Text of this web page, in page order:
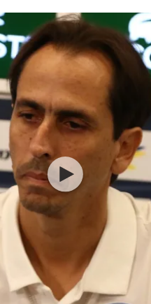
הפועל תל אביב
הפועל חיפה
הפועל באר שבע
מכבי נתניה